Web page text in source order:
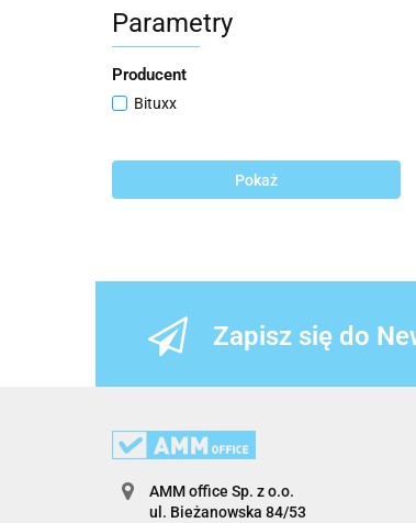
Parametry
Producent
Bituxx
Pokaż
Zapisz się do
AMM office Sp. z o.o.
ul. Bieżanowska 84/53